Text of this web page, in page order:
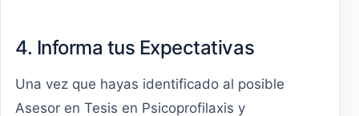
4. Informa tus Expectativas
Una vez que hayas identificado al posible
Asesor en Tesis en Psicoprofilaxis y